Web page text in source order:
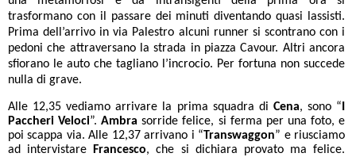
trasformano con il passare dei minuti diventando quasi lassisti.
Prima dell’arrivo in via Palestro alcuni runner si scontrano con i
pedoni che attraversano la strada in piazza Cavour. Altri ancora
sfiorano le auto che tagliano l’incrocio. Per fortuna non succede
nulla di grave.
Alle 12,35 vediamo arrivare la prima squadra di Cena, sono “
Paccheri Veloci”.Ambra sorride felice, si ferma per una foto, e
poi scappa via.Alle 12,37 arrivano i “Transwaggon” e riusciamo
ad intervistare
Francesco, che si dichiara provato ma felice.